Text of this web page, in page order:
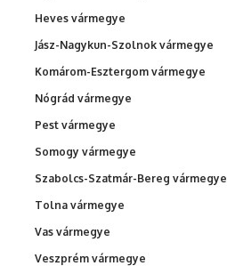
Heves vármegye
Jász-Nagykun-Szolnok vármegye
Komárom-Esztergom vármegye
Nógrád vármegye
Pest vármegye
Somogy vármegye
Szabolcs-Szatmár-Bereg vármegye
Tolna vármegye
Vas vármegye
Veszprém vármegye